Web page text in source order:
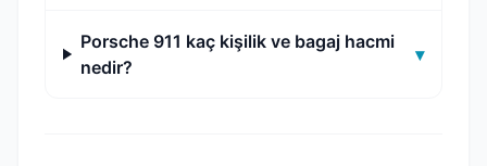
Porsche 911 kaç kişilik ve bagaj hacmi
nedir?
▾